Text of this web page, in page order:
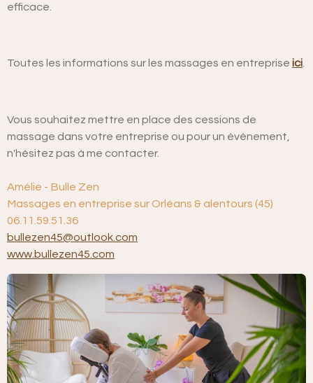
efficace.
Toutes les informations sur les massages en entreprise ici.
Vous souhaitez mettre en place des cessions de
massage dans votre entreprise ou pour un évènement,
n'hésitez pas à me contacter.
Amélie - Bulle Zen
Massages en entreprise sur Orléans & alentours (45)
06.11.59.51.36
bullezen45@outlook.com
www.bullezen45.com